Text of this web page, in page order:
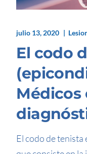
julio 13, 2020
El codo
Médicos
El codo de